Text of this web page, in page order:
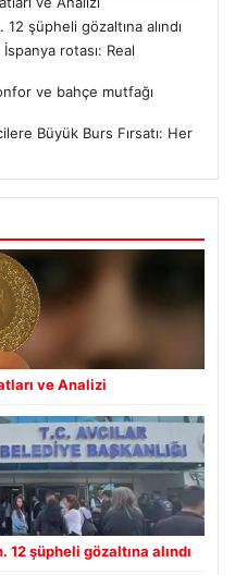
şüpheli gözaltına alındı
İspanya rotası: Real
ve bahçe mutfağı
Büyük Burs Fırsatı: Her
ve Analizi
şüpheli gözaltına alındı